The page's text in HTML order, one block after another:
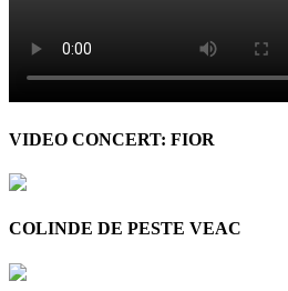
VIDEO CONCERT: FIOR
COLINDE DE PESTE VEAC